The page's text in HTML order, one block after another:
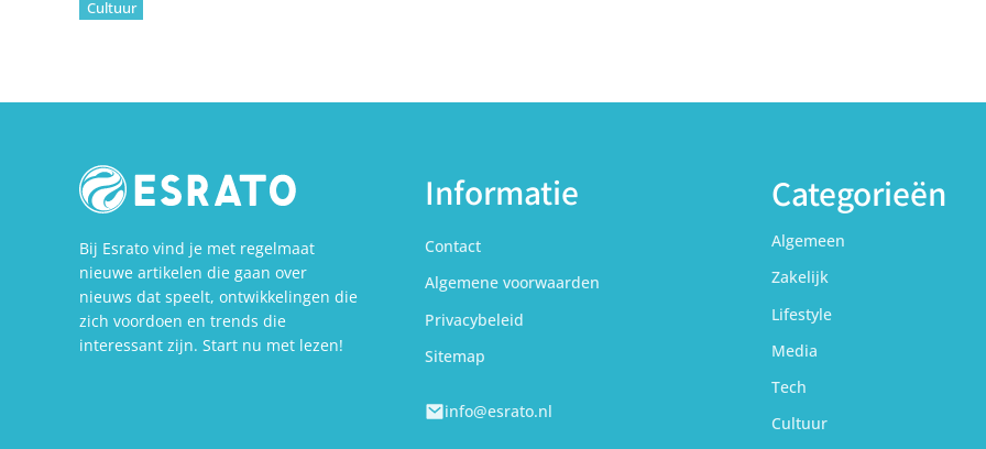
Cultuur
Bij Esrato vind je met regelmaat
nieuwe artikelen die gaan over
nieuws dat speelt, ontwikkelingen die
zich voordoen en trends die
interessant zijn. Start nu met lezen!
Informatie
Contact
Algemene voorwaarden
Privacybeleid
Sitemap
info@esrato.nl
Categorieën
Algemeen
Zakelijk
Lifestyle
Media
Tech
Cultuur